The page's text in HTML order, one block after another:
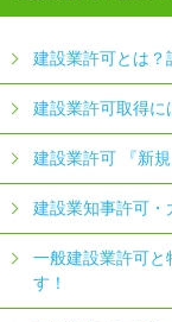
建設業許可とは？
建設業許可取得に
建設業許可 『新
建設業知事許可・
一般建設業許可と
す！